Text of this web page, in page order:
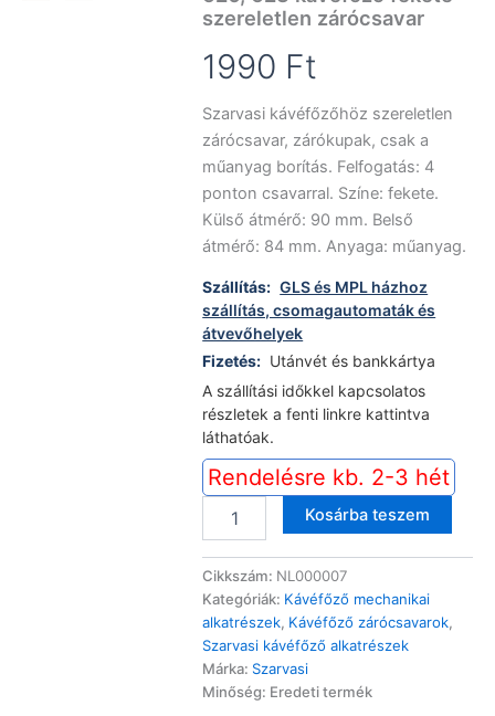
szereletlen zárócsavar
1990 Ft
Szarvasi kávéfőzőhöz szereletlen
zárócsavar, zárókupak, csak a
műanyag borítás. Felfogatás: 4
ponton csavarral. Színe: fekete.
Külső átmérő: 90 mm. Belső
átmérő: 84 mm. Anyaga: műanyag.
Szállítás: GLS és MPL házhoz
szállítás, csomagautomaták és
átvevőhelyek
Fizetés: Utánvét és bankkártya
A szállítási időkkel kapcsolatos
részletek a fenti linkre kattintva
láthatóak.
Rendelésre kb. 2-3 hét
SZV-
612,
618,
620,
623
kávéfőző
fekete
szereletlen
Kosárba teszem
Cikkszám: NL000007
Kategóriák: Kávéfőző mechanikai
alkatrészek, Kávéfőző zárócsavarok,
Szarvasi kávéfőző alkatrészek
Márka: Szarvasi
Minőség: Eredeti termék